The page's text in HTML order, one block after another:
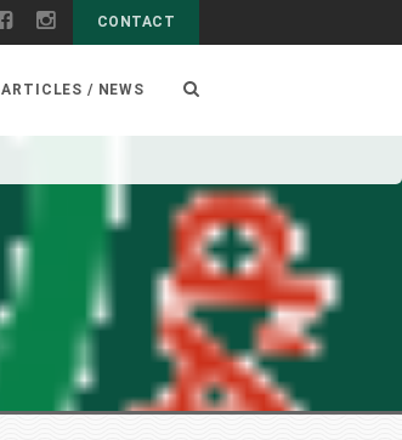
CONTACT
ARTICLES / NEWS